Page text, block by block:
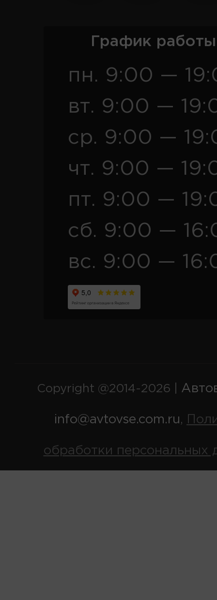
График
пн. 9:00 —
вт. 9:00 —
ср. 9:00 —
чт. 9:00 —
пт. 9:00 —
сб. 9:00 —
вс. 9:00 —
Copyright @2014-2026 |
info@avtovse.com.ru,
обработки персональных